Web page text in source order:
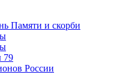
Памяти и скорби
79
России